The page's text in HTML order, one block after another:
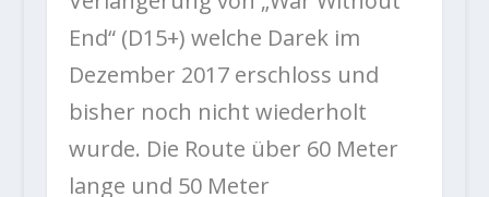
End“ (D15+) welche Darek im
Dezember 2017 erschloss und
bisher noch nicht wiederholt
wurde. Die Route über 60 Meter
lange und 50 Meter